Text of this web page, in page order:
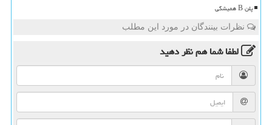
پلن B همیشگی
نظرات بینندگان در مورد این مطلب
لطفا شما همنظر دهید